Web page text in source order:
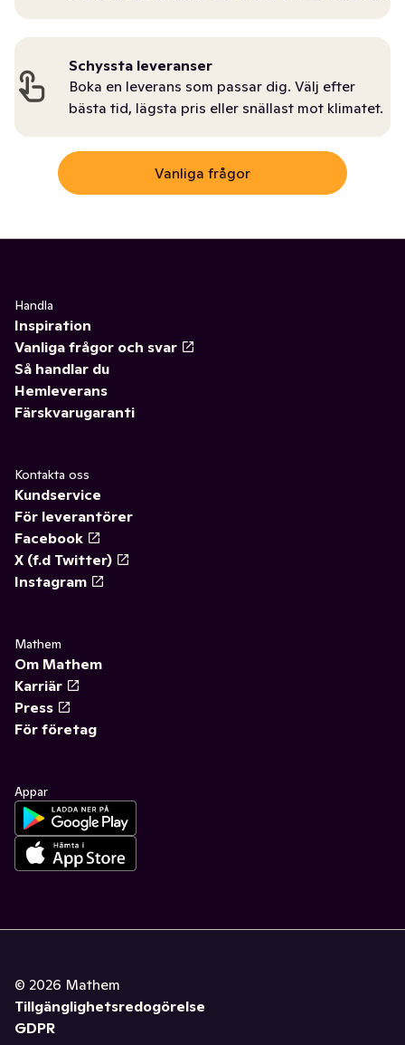
Schyssta leveranser
Boka en leverans som passar dig. Välj efter
bästa tid, lägsta pris eller snällast mot klimatet.
Vanliga frågor
Handla
Inspiration
Vanliga frågor och svar
Så handlar du
Hemleverans
Färskvarugaranti
Kontakta oss
Kundservice
För leverantörer
Facebook
X (f.d Twitter)
Instagram
Mathem
Om Mathem
Karriär
Press
För företag
Appar
© 2026 Mathem
Tillgänglighetsredogörelse
GDPR